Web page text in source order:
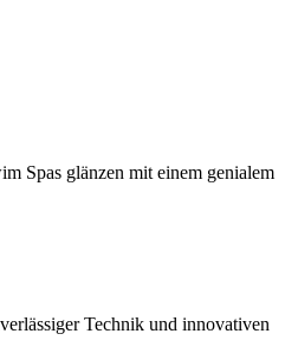
Spas glänzen mit einem genialem
Technik und innovativen